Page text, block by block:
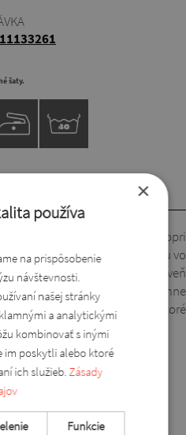
šaty.
rázporkom, ktorý sa popri
Vďaka prekladanému strihu vo
krásny, ženský dekolt a zároveň
drieku pod prsiami sú jemne
a mladistvé šaty, ktoré
×
používa
na prispôsobenie
návštevnosti.
našej stránky
a analytickými
kombinovať s inými
im poskytli alebo ktoré
ich služieb. Zásady
Funkcie